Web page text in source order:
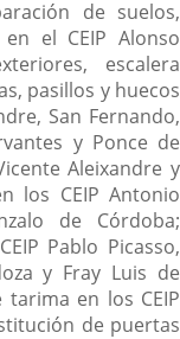
de suelos,
el CEIP Alonso
escalera
pasillos y huecos
San Fernando,
y Ponce de
Aleixandre y
los CEIP Antonio
de Córdoba;
Pablo Picasso,
y Fray Luis de
en los CEIP
de puertas